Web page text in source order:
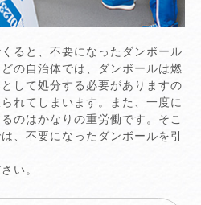
ると、不要になったダンボール
の自治体では、ダンボールは燃
して処分する必要がありますの
れてしまいます。また、一度に
のはかなりの重労働です。そこ
、不要になったダンボールを引
い。